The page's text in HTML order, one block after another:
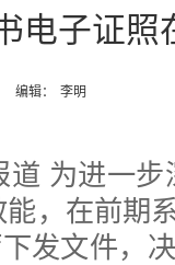
电子证照
编辑： 李明
为进一步
，在前期
发文件，